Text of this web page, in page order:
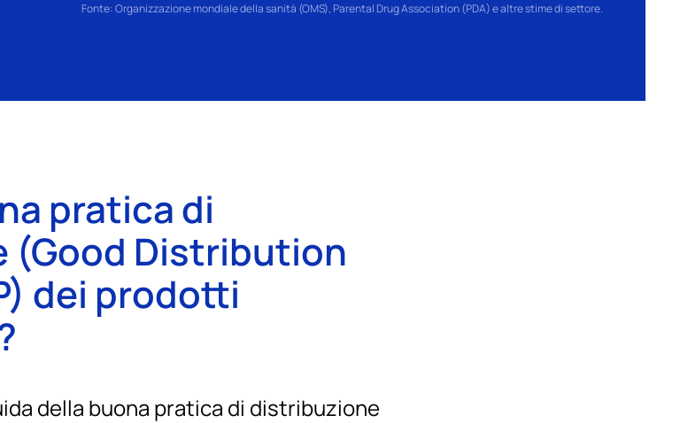
Fonte: Organizzazione mondiale della sanità (OMS), Parental Drug Association (PDA) e altre stime di settore.
pratica di
Distribution
dei prodotti
della buona pratica di distribuzione